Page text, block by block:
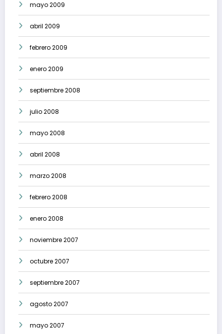
mayo 2009
abril 2009
febrero 2009
enero 2009
septiembre 2008
julio 2008
mayo 2008
abril 2008
marzo 2008
febrero 2008
enero 2008
noviembre 2007
octubre 2007
septiembre 2007
agosto 2007
mayo 2007